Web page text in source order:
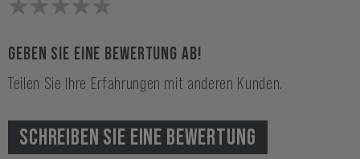
GEBEN SIE EINE BEWERTUNG AB!
Teilen Sie Ihre Erfahrungen mit anderen Kunden.
SCHREIBEN SIE EINE BEWERTUNG